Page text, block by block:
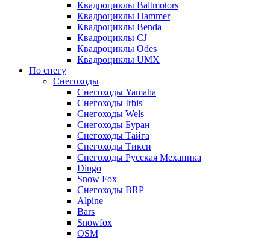
Квадроциклы Baltmotors
Квадроциклы Hammer
Квадроциклы Benda
Квадроциклы CJ
Квадроциклы Odes
Квадроциклы UMX
По снегу
Снегоходы
Снегоходы Yamaha
Снегоходы Irbis
Снегоходы Wels
Снегоходы Буран
Снегоходы Тайга
Снегоходы Тикси
Снегоходы Русская Механика
Dingo
Snow Fox
Снегоходы BRP
Alpine
Bars
Snowfox
OSM